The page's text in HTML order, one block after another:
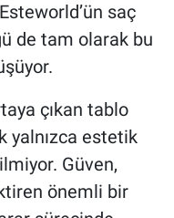
saç
de tam olarak bu
çıkan tablo
yalnızca estetik
Güven,
önemli bir